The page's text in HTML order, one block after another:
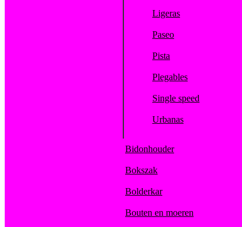
Ligeras
Paseo
Pista
Plegables
Single speed
Urbanas
Bidonhouder
Bokszak
Bolderkar
Bouten en moeren